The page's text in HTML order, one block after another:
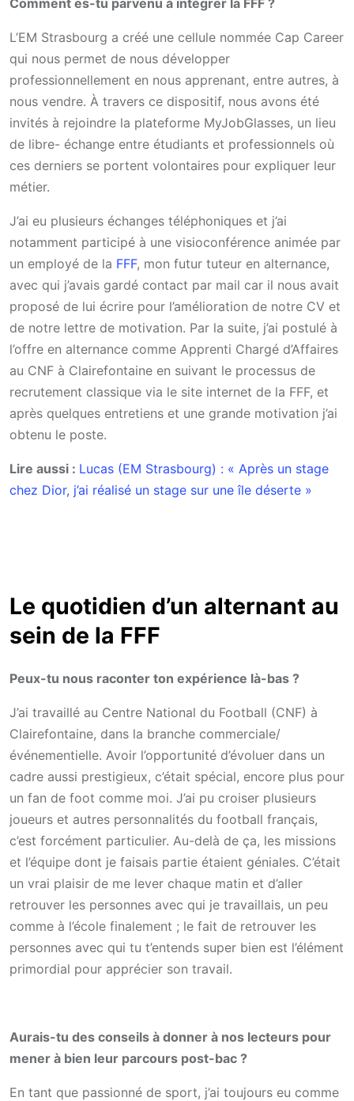
Comment es-tu parvenu à intégrer la FFF ?
L’EM Strasbourg a créé une cellule nommée Cap Career
qui nous permet de nous développer
professionnellement en nous apprenant, entre autres, à
nous vendre. À travers ce dispositif, nous avons été
invités à rejoindre la plateforme MyJobGlasses, un lieu
de libre- échange entre étudiants et professionnels où
ces derniers se portent volontaires pour expliquer leur
métier.
J’ai eu plusieurs échanges téléphoniques et j’ai
notamment participé à une visioconférence animée par
un employé de la FFF, mon futur tuteur en alternance,
avec qui j’avais gardé contact par mail car il nous avait
proposé de lui écrire pour l’amélioration de notre CV et
de notre lettre de motivation. Par la suite, j’ai postulé à
l’offre en alternance comme Apprenti Chargé d’Affaires
au CNF à Clairefontaine en suivant le processus de
recrutement classique via le site internet de la FFF, et
après quelques entretiens et une grande motivation j’ai
obtenu le poste.
Lire aussi : Lucas (EM Strasbourg) : « Après un stage
chez Dior, j’ai réalisé un stage sur une île déserte »
Le quotidien d’un alternant au
sein de la FFF
Peux-tu nous raconter ton expérience là-bas ?
J’ai travaillé au Centre National du Football (CNF) à
Clairefontaine, dans la branche commerciale/
événementielle. Avoir l’opportunité d’évoluer dans un
cadre aussi prestigieux, c’était spécial, encore plus pour
un fan de foot comme moi. J’ai pu croiser plusieurs
joueurs et autres personnalités du football français,
c’est forcément particulier. Au-delà de ça, les missions
et l’équipe dont je faisais partie étaient géniales. C’était
un vrai plaisir de me lever chaque matin et d’aller
retrouver les personnes avec qui je travaillais, un peu
comme à l’école finalement ; le fait de retrouver les
personnes avec qui tu t’entends super bien est l’élément
primordial pour apprécier son travail.
Aurais-tu des conseils à donner à nos lecteurs pour
mener à bien leur parcours post-bac ?
En tant que passionné de sport, j’ai toujours eu comme